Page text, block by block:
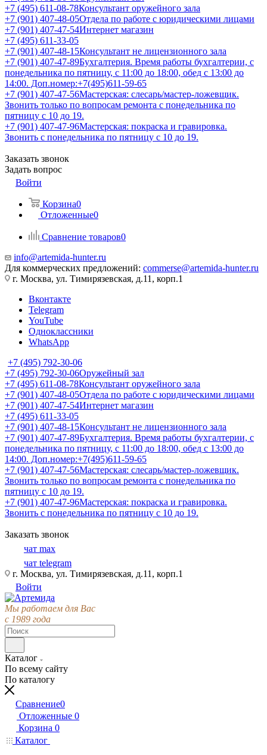
+7 (495) 611-08-78Консультант оружейного зала
+7 (901) 407-48-05Отдела по работе с юридическими лицами
+7 (901) 407-47-54Интернет магазин
+7 (495) 611-33-05
+7 (901) 407-48-15Консультант не лицензионного зала
+7 (901) 407-47-89Бухгалтерия. Время работы бухгалтерии, с
понедельника по пятницу, с 11:00 до 18:00, обед с 13:00 до
14:00. Доп.номер:+7(495)611-59-65
+7 (901) 407-47-56Мастерская: слесарь/мастер-ложевщик.
Звонить только по вопросам ремонта с понедельника по
пятницу с 10 до 19.
+7 (901) 407-47-96Мастерская: покраска и гравировка.
Звонить с понедельника по пятницу с 10 до 19.
Заказать звонок
Задать вопрос
Войти
Корзина0
Отложенные0
Сравнение товаров0
info@artemida-hunter.ru
Для коммерческих предложений: commerse@artemida-hunter.ru
г. Москва, ул. Тимирязевская, д.11, корп.1
Вконтакте
Telegram
YouTube
Одноклассники
WhatsApp
+7 (495) 792-30-06
+7 (495) 792-30-06Оружейный зал
+7 (495) 611-08-78Консультант оружейного зала
+7 (901) 407-48-05Отдела по работе с юридическими лицами
+7 (901) 407-47-54Интернет магазин
+7 (495) 611-33-05
+7 (901) 407-48-15Консультант не лицензионного зала
+7 (901) 407-47-89Бухгалтерия. Время работы бухгалтерии, с
понедельника по пятницу, с 11:00 до 18:00, обед с 13:00 до
14:00. Доп.номер:+7(495)611-59-65
+7 (901) 407-47-56Мастерская: слесарь/мастер-ложевщик.
Звонить только по вопросам ремонта с понедельника по
пятницу с 10 до 19.
+7 (901) 407-47-96Мастерская: покраска и гравировка.
Звонить с понедельника по пятницу с 10 до 19.
Заказать звонок
чат max
чат telegram
г. Москва, ул. Тимирязевская, д.11, корп.1
Войти
Мы работаем для Вас
с 1989 года
Каталог
По всему сайту
По каталогу
Сравнение0
Отложенные 0
Корзина 0
Каталог